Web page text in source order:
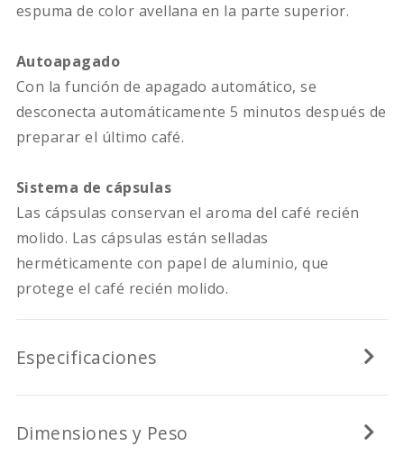
espuma de color avellana en la parte superior.
Autoapagado
Con la función de apagado automático, se
desconecta automáticamente 5 minutos después de
preparar el último café.
Sistema de cápsulas
Las cápsulas conservan el aroma del café recién
molido. Las cápsulas están selladas
herméticamente con papel de aluminio, que
protege el café recién molido.
Especificaciones
Dimensiones y Peso